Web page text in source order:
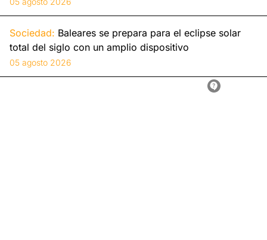
Sociedad: Baleares se prepara para el eclipse solar
total del siglo con un amplio dispositivo
05 agosto 2026